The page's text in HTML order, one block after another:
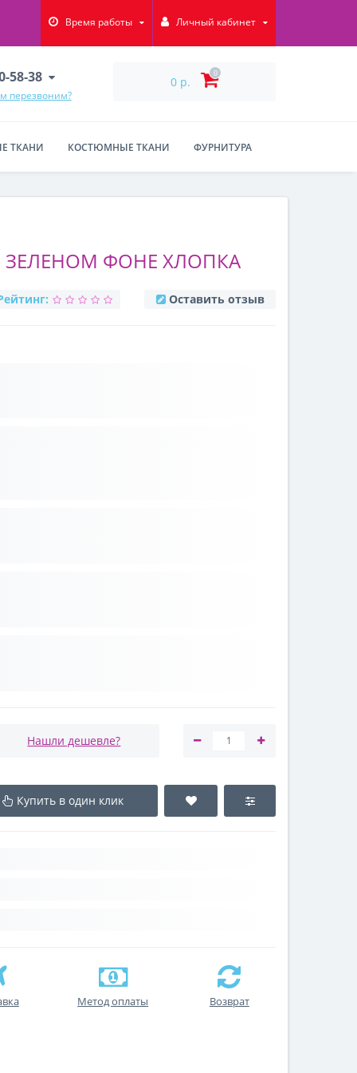
Время работы Личный кабинет
58-38
перезвоним?
0 р.
0
ТКАНИ КОСТЮМНЫЕ ТКАНИ ФУРНИТУРА
ЗЕЛЕНОМ ФОНЕ ХЛОПКА
Оставить отзыв
Нашли дешевле?
Купить в один клик
Метод оплаты Возврат